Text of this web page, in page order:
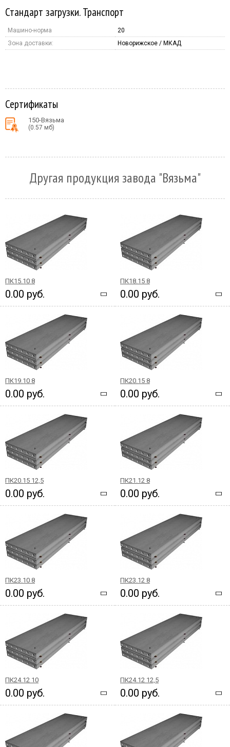
Стандарт загрузки. Транспорт
Машино-норма
20
Зона доставки:
Новорижское / МКАД
Сертификаты
150-Вязьма
(0.57 мб)
Другая продукция завода "Вязьма"
ПК15.10 8
0.00 руб.
ПК18.15 8
0.00 руб.
ПК19.10 8
0.00 руб.
ПК20.15 8
0.00 руб.
ПК20.15 12,5
0.00 руб.
ПК21.12 8
0.00 руб.
ПК23.10 8
0.00 руб.
ПК23.12 8
0.00 руб.
ПК24.12 10
0.00 руб.
ПК24.12 12,5
0.00 руб.